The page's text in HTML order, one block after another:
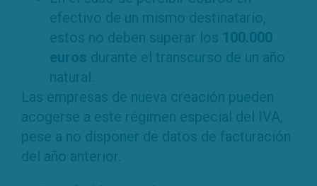
efectivo de un mismo destinatario,
estos no deben superar los 100.000
euros durante el transcurso de un año
natural.
Las empresas de nueva creación pueden
acogerse a este régimen especial del IVA,
pese a no disponer de datos de facturación
del año anterior.